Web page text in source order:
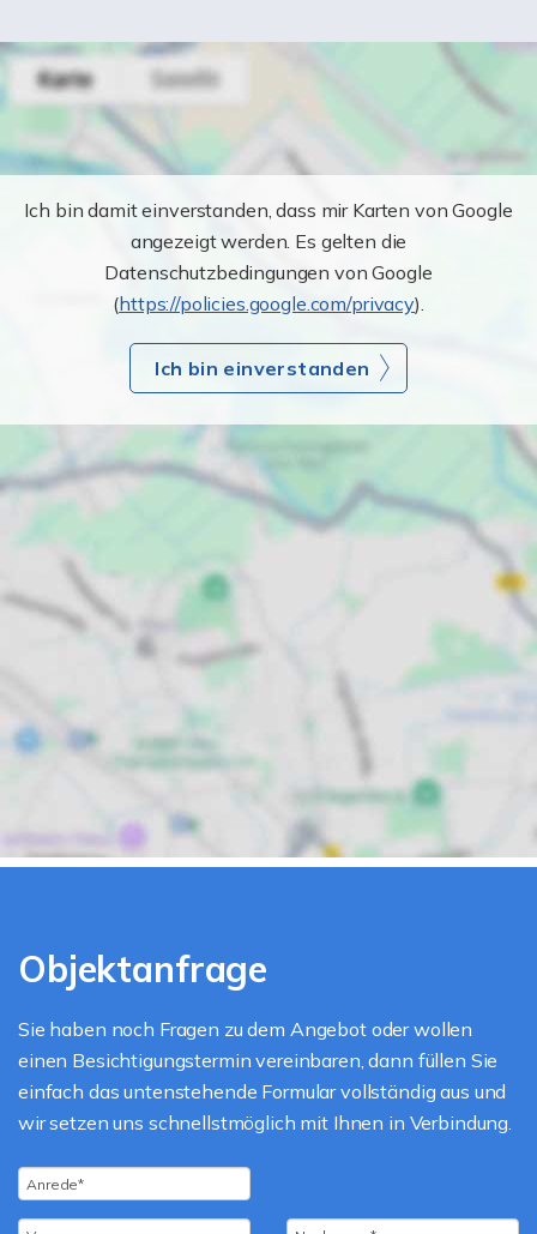
Ich bin damit einverstanden, dass mir Karten von Google
angezeigt werden. Es gelten die
Datenschutzbedingungen von Google
(https://policies.google.com/privacy).
Ich bin einverstanden
Objektanfrage
Sie haben noch Fragen zu dem Angebot oder wollen
einen Besichtigungstermin vereinbaren, dann füllen Sie
einfach das untenstehende Formular vollständig aus und
wir setzen uns schnellstmöglich mit Ihnen in Verbindung.